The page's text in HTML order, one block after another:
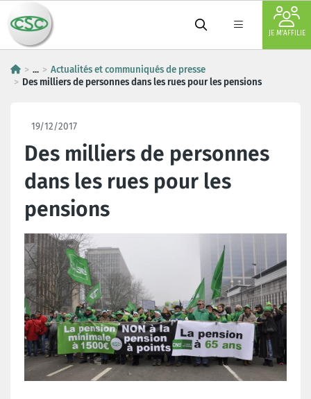
JE M'AFFILIE
...
Actualités et communiqués de presse
Des milliers de personnes dans les rues pour les pensions
19/12/2017
Des milliers de personnes
dans les rues pour les
pensions